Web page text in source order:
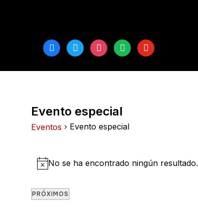
facebook
twitter instagramspotifyyoutube
Evento especial
Eventos Evento especial
Eventos
Notice
No se ha encontrado ningún resultado.
PRÓXIMOS